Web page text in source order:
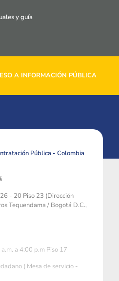
y guía
A INFORMACIÓN PÚBLICA
Pública - Colombia
- 20 Piso 23 (Dirección
Tequendama / Bogotá D.C.,
a 4:00 p.m Piso 17
( Mesa de servicio -